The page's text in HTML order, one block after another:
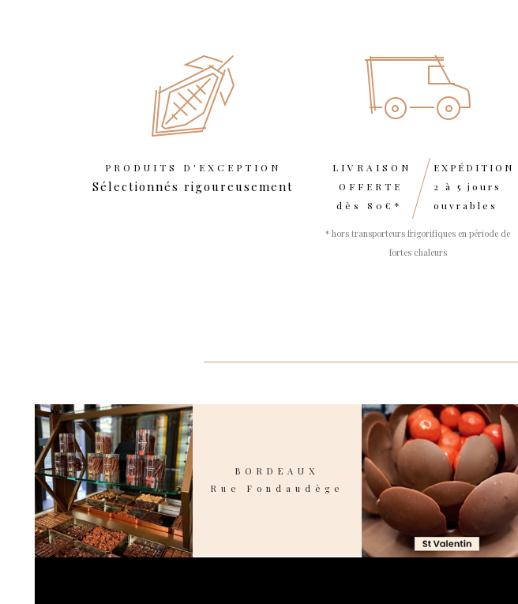
PRODUITS D'EXCEPTION
Sélectionnés rigoureusement
LIVRAISON
OFFERTE
dès 80€*
EXPÉDITION
2 à 5 jours
ouvrables
* hors transporteurs frigorifiques en période de
fortes chaleurs
BORDEAUX
Rue Fondaudège